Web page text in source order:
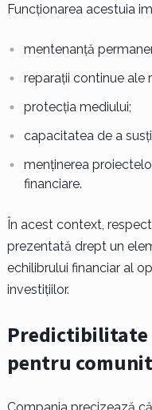
Funcționarea acestuia
mentenanță
reparații continue ale
protecția mediului;
capacitatea de a
menținerea
financiare.
În acest context,
prezentată drept un
echilibrului financiar al
investițiilor.
Predictibilitate
pentru